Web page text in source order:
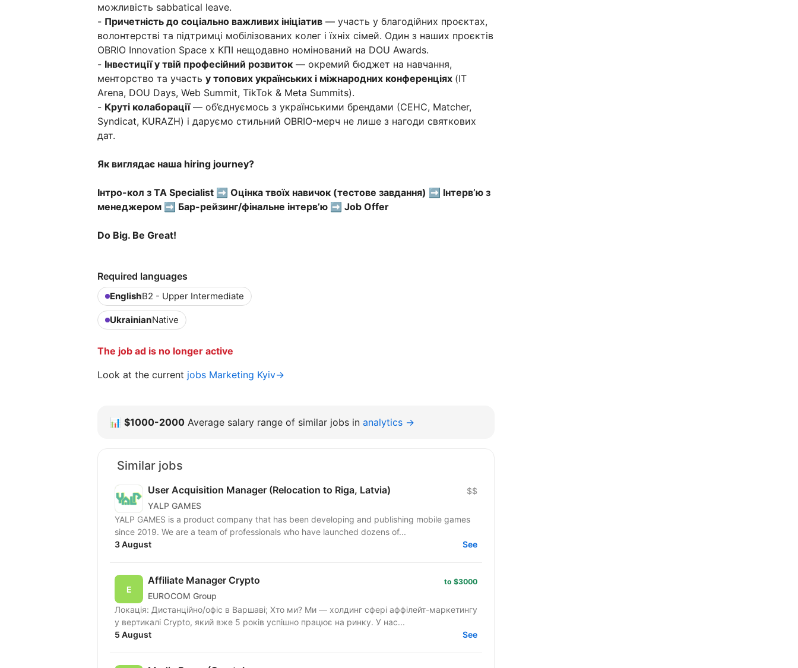
можливість sabbatical leave.
- Причетність до соціально важливих ініціатив — участь у благодійних проєктах,
волонтерстві та підтримці мобілізованих колег і їхніх сімей. Один з наших проєктів
OBRIO Innovation Space x КПІ нещодавно номінований на DOU Awards.
- Інвестиції у твій професійний розвиток — окремий бюджет на навчання,
менторство та участь у топових українських і міжнародних конференціях (IT
Arena, DOU Days, Web Summit, TikTok & Meta Summits).
- Круті колаборації— об’єднуємось з українськими брендами (СЕНС, Matcher,
Syndicat, KURAZH) і даруємо стильний OBRIO-мерч не лише з нагоди святкових
дат.
Як виглядає наша hiring journey?
Інтро-кол з TA Specialist ➡️ Оцінка твоїх навичок (тестове завдання) ➡️ Інтерв’ю з
менеджером ➡️ Бар-рейзинг/фінальне інтерв’ю ➡️ Job Offer
Do Big. Be Great!
Required languages
EnglishB2 - Upper Intermediate
UkrainianNative
The job ad is no longer active
Look at the current jobs Marketing Kyiv→
📊 $1000-2000 Average salary range of similar jobs in analytics →
Similar jobs
User Acquisition Manager (Relocation to Riga, Latvia)
YALP GAMES
$$
YALP GAMES is a product company that has been developing and publishing mobile games
since 2019. We are a team of professionals who have launched dozens of...
3 August
See
Affiliate Manager Crypto
EUROCOM Group
to $3000
Локація: Дистанційно/офіс в Варшаві; Хто ми? Ми — холдинг сфері аффілейт-маркетингу
у вертикалі Crypto, який вже 5 років успішно працює на ринку. У нас...
5 August
See